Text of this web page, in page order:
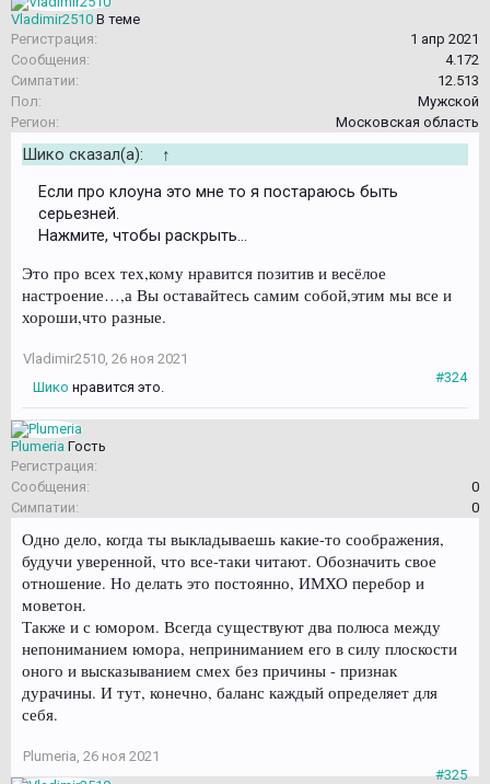
Vladimir2510 В теме
Регистрация:
1 апр 2021
Сообщения:
4.172
Симпатии:
12.513
Пол:
Мужской
Регион:
Московская область
Шико сказал(а):
↑
Если про клоуна это мне то я постараюсь быть
серьезней.
Нажмите, чтобы раскрыть...
Это про всех тех,кому нравится позитив и весёлое
настроение…,а Вы оставайтесь самим собой,этим мы все и
хороши,что разные.
Vladimir2510 26 ноя 2021
#324
Шико нравится это.
Plumeria Гость
Регистрация:
Сообщения:
0
Симпатии:
0
Одно дело, когда ты выкладываешь какие-то соображения,
будучи уверенной, что все-таки читают. Обозначить свое
отношение. Но делать это постоянно, ИМХО перебор и
моветон.
Также и с юмором. Всегда существуют два полюса между
непониманием юмора, неприниманием его в силу плоскости
оного и высказыванием смех без причины - признак
дурачины. И тут, конечно, баланс каждый определяет для
себя.
Plumeria 26 ноя 2021
#325